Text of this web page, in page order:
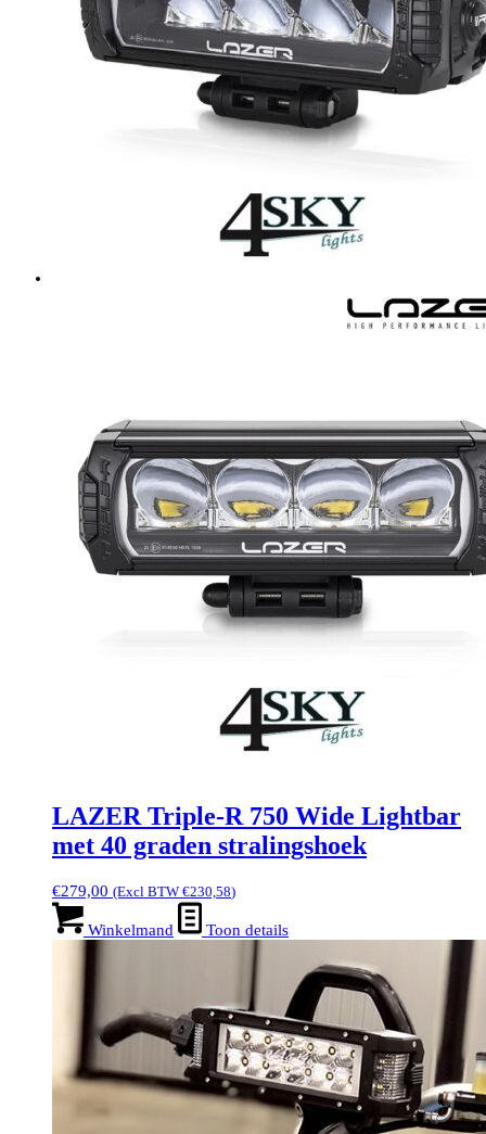
LAZER Triple-R 750 Wide Lightbar
met 40 graden stralingshoek
€279,00 (Excl BTW €230,58)
Winkelmand Toon details